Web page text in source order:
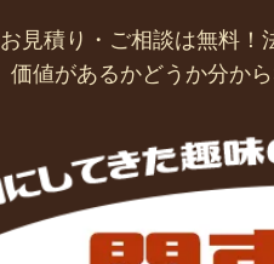
お見積り・ご相談は無料！
価値があるかどうか分か